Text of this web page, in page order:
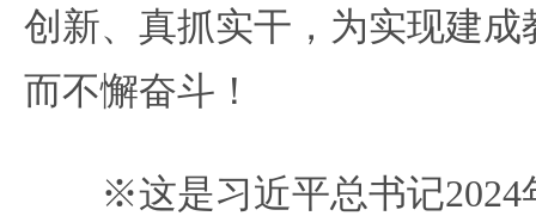
创新、真抓实干，为实现建
而不懈奋斗！
※这是习近平总书记2024